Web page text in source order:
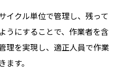
イクル単位で管理し、残って
うにすることで、作業者を含
理を実現し、適正人員で作業
す。